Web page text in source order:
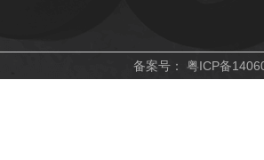
备案号： 粤ICP备